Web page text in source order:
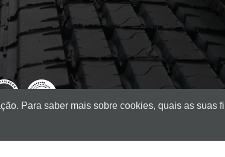
Para saber mais sobre cookies, quais as suas